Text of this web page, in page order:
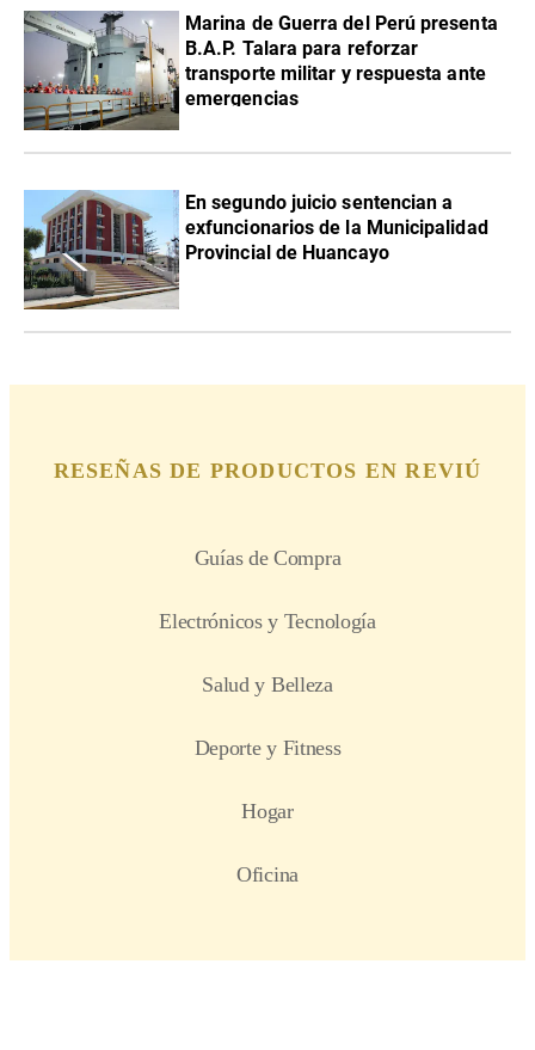
Marina de Guerra del Perú presenta
B.A.P. Talara para reforzar
transporte militar y respuesta ante
emergencias
En segundo juicio sentencian a
exfuncionarios de la Municipalidad
Provincial de Huancayo